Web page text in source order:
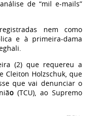
de “mil e-mails”
nem como
e à primeira-dama
(2) que requereu a
Cleiton Holzschuk, que
que vai denunciar o
o(TCU), ao Supremo